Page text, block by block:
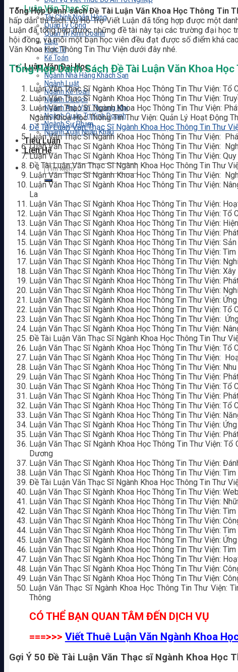
Luận Văn Thạc Sĩ
Tài Chính Ngân Hàng
Quản Lý Công
Quản Trị Kinh Doanh
Luật
Kinh Tế
Kế Toán
Luận Văn Đại Học
Ngành Nhà Hàng Khách Sạn
Ngành Luật
Ngành Kế Toán
Ngành Du Lịch
Ngành Anh Văn Thương Mại
Ngành Quản Trị Kinh Doanh
Ngành Sư Phạm
Ngành Xuất Nhập Khẩu
Tiểu Luận
Liên Hệ
Tổng Hợp Danh sách Đề Tài Luận Văn Khoa Học Thông Tin
hấp dẫn thì Dịch Vụ Hỗ Trợ Viết Luận đã tổng hợp được một
Luận đã tổng hợp được những đề tài này tại các trường đại học
hội đồng, và mỗi một bạn học viên đều đạt được số điểm khá
Văn Khoa Học Thông Tin Thư Viện dưới đây nhé.
Tổng Hợp Danh Sách Đề Tài Luận Văn Khoa
Luận Văn Thạc Sĩ Ngành Khoa Học Thông Tin Thư Viện:
Luận Văn Thạc Sĩ Ngành Khoa Học Thông Tin Thư Viện:
Luận Văn Thạc Sĩ Ngành Khoa Học Thông Tin Thư Viện:
Ngành Khoa Học Thông Tin Thư Viện: Quản Lý Hoạt Động
Đề Tài Luận Văn Thạc Sĩ Ngành Khoa Học Thông Tin Thư
Luận Văn Thạc Sĩ Ngành Khoa Học Thông Tin Thư Viện:
Luận Văn Thạc Sĩ Ngành Khoa Học Thông Tin Thư Viện:
Luận Văn Thạc Sĩ Ngành Khoa Học Thông Tin Thư Viện:
Đề Tài Luận Văn Thạc Sĩ Ngành Khoa Học Thông Tin Thư
Luận Văn Thạc Sĩ Ngành Khoa Học Thông Tin Thư Viện:
Luận Văn Thạc Sĩ Ngành Khoa Học Thông Tin Thư Viện:
La
Luận Văn Thạc Sĩ Ngành Khoa Học Thông Tin Thư Viện:
Luận Văn Thạc Sĩ Ngành Khoa Học Thông Tin Thư Viện:
Luận Văn Thạc Sĩ Ngành Khoa Học Thông Tin Thư Viện:
Luận Văn Thạc Sĩ Ngành Khoa Học Thông Tin Thư Viện:
Luận Văn Thạc Sĩ Ngành Khoa Học Thông Tin Thư Viện:
Luận Văn Thạc Sĩ Ngành Khoa Học Thông Tin Thư Viện:
Luận Văn Thạc Sĩ Ngành Khoa Học Thông Tin Thư Viện:
Luận Văn Thạc Sĩ Ngành Khoa Học Thông Tin Thư Viện:
Luận Văn Thạc Sĩ Ngành Khoa Học Thông Tin Thư Viện:
Luận Văn Thạc Sĩ Ngành Khoa Học Thông Tin Thư Viện:
Luận Văn Thạc Sĩ Ngành Khoa Học Thông Tin Thư Viện:
Luận Văn Thạc Sĩ Ngành Khoa Học Thông Tin Thư Viện:
Luận Văn Thạc Sĩ Ngành Khoa Học Thông Tin Thư Viện:
Luận Văn Thạc Sĩ Ngành Khoa Học Thông Tin Thư Viện:
Đề Tài Luận Văn Thạc Sĩ Ngành Khoa Học Thông Tin Thư
Luận Văn Thạc Sĩ Ngành Khoa Học Thông Tin Thư Viện:
Luận Văn Thạc Sĩ Ngành Khoa Học Thông Tin Thư Viện:
Luận Văn Thạc Sĩ Ngành Khoa Học Thông Tin Thư Viện:
Luận Văn Thạc Sĩ Ngành Khoa Học Thông Tin Thư Viện:
Luận Văn Thạc Sĩ Ngành Khoa Học Thông Tin Thư Viện:
Luận Văn Thạc Sĩ Ngành Khoa Học Thông Tin Thư Viện:
Luận Văn Thạc Sĩ Ngành Khoa Học Thông Tin Thư Viện:
Luận Văn Thạc Sĩ Ngành Khoa Học Thông Tin Thư Viện:
Luận Văn Thạc Sĩ Ngành Khoa Học Thông Tin Thư Viện:
Luận Văn Thạc Sĩ Ngành Khoa Học Thông Tin Thư Viện:
Luận Văn Thạc Sĩ Ngành Khoa Học Thông Tin Thư Viện:
Dương
Luận Văn Thạc Sĩ Ngành Khoa Học Thông Tin Thư Viện:
Luận Văn Thạc Sĩ Ngành Khoa Học Thông Tin Thư Viện:
Đề Tài Luận Văn Thạc Sĩ Ngành Khoa Học Thông Tin Thư
Luận Văn Thạc Sĩ Ngành Khoa Học Thông Tin Thư Viện:
Luận Văn Thạc Sĩ Ngành Khoa Học Thông Tin Thư Viện:
Luận Văn Thạc Sĩ Ngành Khoa Học Thông Tin Thư Viện:
Luận Văn Thạc Sĩ Ngành Khoa Học Thông Tin Thư Viện:
Luận Văn Thạc Sĩ Ngành Khoa Học Thông Tin Thư Viện:
Luận Văn Thạc Sĩ Ngành Khoa Học Thông Tin Thư Viện:
Luận Văn Thạc Sĩ Ngành Khoa Học Thông Tin Thư Viện:
Luận Văn Thạc Sĩ Ngành Khoa Học Thông Tin Thư Viện:
Luận Văn Thạc Sĩ Ngành Khoa Học Thông Tin Thư Viện:
Luận Văn Thạc Sĩ Ngành Khoa Học Thông Tin Thư Viện:
Luận Văn Thạc Sĩ Ngành Khoa Học Thông Tin Thư Viện:
Thông
CÓ THỂ BẠN QUAN TÂM ĐẾN DỊCH VỤ
===>>> Viết Thuê Luận Văn Ngành Khoa
Gợi Ý 50 Đề Tài Luận Văn Thạc sĩ Ngành Khoa Học